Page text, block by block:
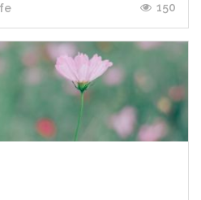
150